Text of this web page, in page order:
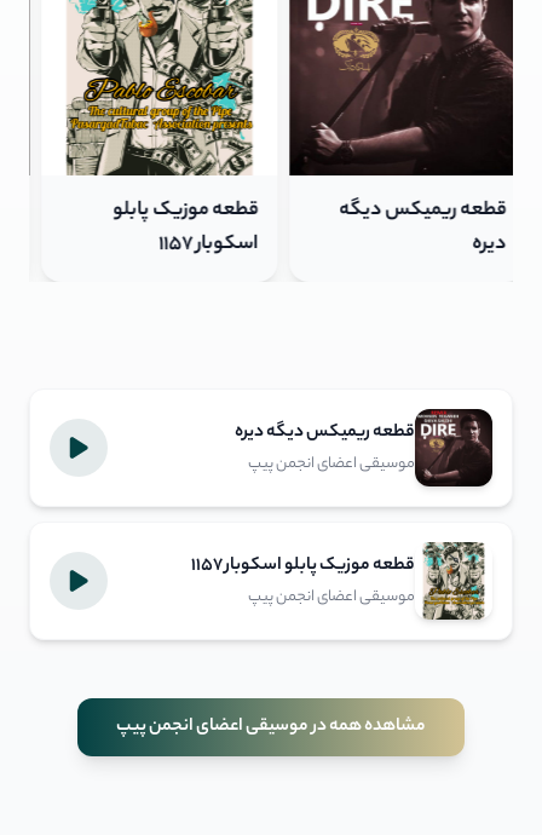
قطعه موزیک پابلو
اسکوبار 1157
قطعه ریمیکس دیگه
دیره
قطعه ریمیکس دیگه دیره
موسیقی اعضای انجمن پیپ
قطعه موزیک پابلو اسکوبار 1157
موسیقی اعضای انجمن پیپ
مشاهده همه در موسیقی اعضای انجمن پیپ